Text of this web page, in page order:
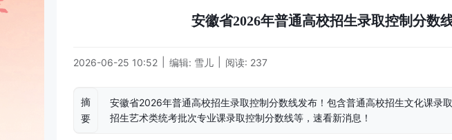
安徽省2026年普通高校招生录取控制分数
2026-06-25 10:52 编辑: 雪儿 阅读: 237
摘
要
安徽省2026年普通高校招生录取控制分数线发布！包含普通高校招生文化课录
招生艺术类统考批次专业课录取控制分数线等，速看新消息！